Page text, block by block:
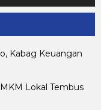
Kabag Keuangan
Lokal Tembus